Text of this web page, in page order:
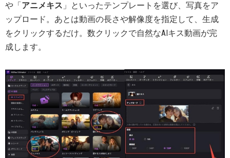
や「アニメキス 」といったテンプレートを選び、写真をア
ップロード。あとは動画の長さや解像度を指定して、生成
をクリックするだけ。数クリックで自然なAIキス動画が完
成します。